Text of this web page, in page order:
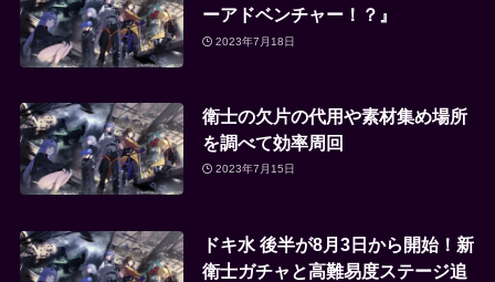
ーアドベンチャー！？』
2023年7月18日
衛士の欠片の代用や素材集め場所
を調べて効率周回
2023年7月15日
ドキ水 後半が8月3日から開始！新
衛士ガチャと高難易度ステージ追